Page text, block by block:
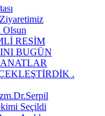
Ziyaretimiz
Olsun
RESİM
BUGÜN
​.
Seçildi